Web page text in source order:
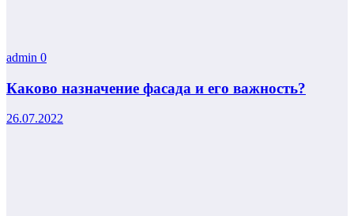
admin 0
Каково назначение фасада и его важность?
26.07.2022